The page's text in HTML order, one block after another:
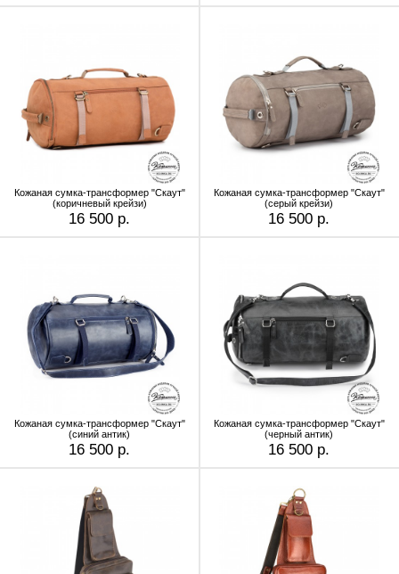
Кожаная сумка-трансформер "Скаут"
(коричневый крейзи)
16 500 р.
Кожаная сумка-трансформер "Скаут"
(cерый крейзи)
16 500 р.
Кожаная сумка-трансформер "Скаут"
(синий антик)
16 500 р.
Кожаная сумка-трансформер "Скаут"
(черный антик)
16 500 р.